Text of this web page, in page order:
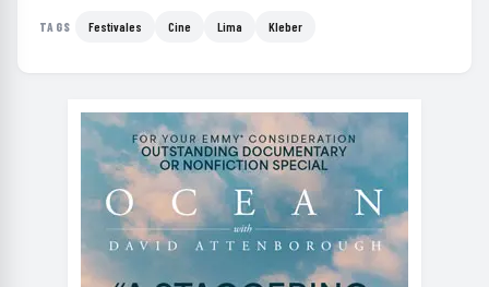
TAGS Festivales Cine Lima Kleber